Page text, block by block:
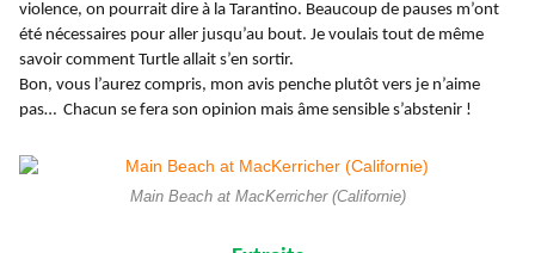
violence, on pourrait dire à la Tarantino. Beaucoup de pauses m’ont
été nécessaires pour aller jusqu’au bout. Je voulais tout de même
savoir comment Turtle allait s’en sortir.
Bon, vous l’aurez compris, mon avis penche plutôt vers je n’aime
pas… Chacun se fera son opinion mais âme sensible s’abstenir !
Main Beach at MacKerricher (Californie)